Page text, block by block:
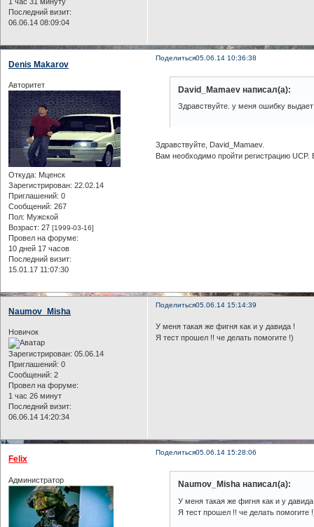
Последний визит:
06.06.14 08:09:04
Поделиться05.06.14 10:36:38
Denis Makarov
Авторитет
Откуда: Мценск
Зарегистрирован: 22.02.14
Приглашений: 0
Сообщений: 267
Пол: Мужской
Возраст: 27 [1999-03-16]
Провел на форуме:
10 дней 17 часов
Последний визит:
15.01.17 11:07:30
David_Mamaev написал(а):
Здравствуйте. у меня ошибку выдает
Здравствуйте, David_Mamaev.
Вам необходимо пройти регистрацию
Поделиться05.06.14 15:14:39
Naumov_Misha
Новичок
Зарегистрирован: 05.06.14
Приглашений: 0
Сообщений: 2
Провел на форуме:
1 час 26 минут
Последний визит:
06.06.14 14:20:34
У меня такая же фигня как и у давида !
Я тест прошел !! че делать помогите !)
Поделиться05.06.14 15:28:06
Felix
Администратор Naumov_Misha написал(а):
У меня такая же фигня как и у
Я тест прошел !! че делать помогите